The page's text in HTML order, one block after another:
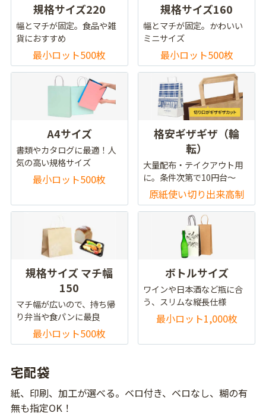
規格サイズ220
幅とマチが固定。食品や雑
貨におすすめ
最小ロット500枚
規格サイズ160
幅とマチが固定。かわいい
ミニサイズ
最小ロット500枚
A4サイズ
書類やカタログに最適！人
気の高い規格サイズ
最小ロット500枚
格安ギザギザ（輪
転）
大量配布・テイクアウト用
に。条件次第で10円台～
原紙使い切り出来高制
規格サイズ マチ幅
150
マチ幅が広いので、持ち帰
り弁当や食パンに最良
最小ロット500枚
ボトルサイズ
ワインや日本酒など瓶に合
う、スリムな縦長仕様
最小ロット1,000枚
宅配袋
紙、印刷、加工が選べる。ベロ付き、ベロなし、糊の有
無も指定OK！